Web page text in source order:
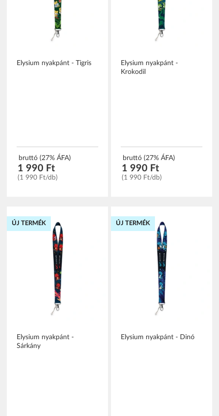
Elysium nyakpánt - Tigris
bruttó (27% ÁFA)
1 990 Ft
(1 990 Ft/db)
Elysium nyakpánt -
Krokodil
bruttó (27% ÁFA)
1 990 Ft
(1 990 Ft/db)
ÚJ TERMÉK
Elysium nyakpánt -
Sárkány
ÚJ TERMÉK
Elysium nyakpánt - Dinó